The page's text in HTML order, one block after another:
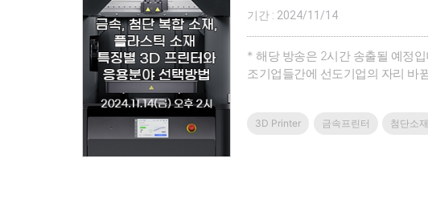
기간 : 2024/11/14
* 해당 방송은 2시간 송출될 예정
조기업들간에 선도기업의 자리 바
3D Printer 금속프린터 첨단소재